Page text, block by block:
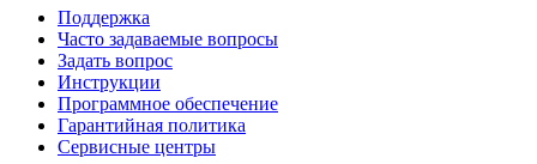
Поддержка
Часто задаваемые вопросы
Задать вопрос
Инструкции
Программное обеспечение
Гарантийная политика
Сервисные центры